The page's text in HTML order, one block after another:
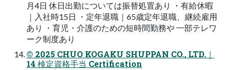
月4日 休日出勤については振替処置あり ・有給休暇
｜入社時15日 ・定年退職｜65歳定年退職、継続雇用
あり ・育児・介護のための短時間勤務や 一部テレワ
ーク制度あり
© 2025 CHUO KOGAKU SHUPPAN CO., LTD.｜
14 検定資格手当 Certification